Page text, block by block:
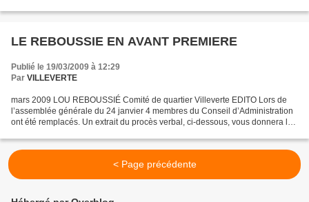
LE REBOUSSIE EN AVANT PREMIERE
Publié le 19/03/2009 à 12:29
Par VILLEVERTE
mars 2009 LOU REBOUSSIÉ Comité de quartier Villeverte EDITO Lors de
l’assemblée générale du 24 janvier 4 membres du Conseil d’Administration
ont été remplacés. Un extrait du procès verbal, ci-dessous, vous donnera les
< Page précédente